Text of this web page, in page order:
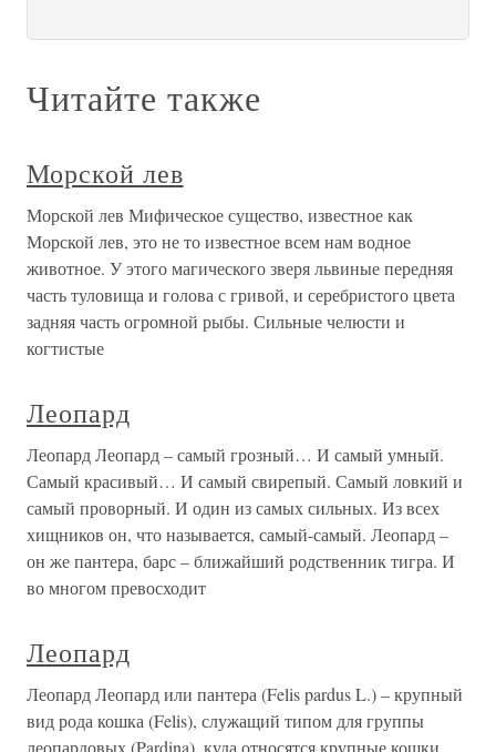
Читайте также
Морской лев
Морской лев Мифическое существо, известное как
Морской лев, это не то известное всем нам водное
животное. У этого магического зверя львиные передняя
часть туловища и голова с гривой, и серебристого цвета
задняя часть огромной рыбы. Сильные челюсти и
когтистые
Леопард
Леопард Леопард – самый грозный… И самый умный.
Самый красивый… И самый свирепый. Самый ловкий и
самый проворный. И один из самых сильных. Из всех
хищников он, что называется, самый-самый. Леопард –
он же пантера, барс – ближайший родственник тигра. И
во многом превосходит
Леопард
Леопард Леопард или пантера (Felis pardus L.) – крупный
вид рода кошка (Felis), служащий типом для группы
леопардовых (Pardina), куда относятся крупные кошки